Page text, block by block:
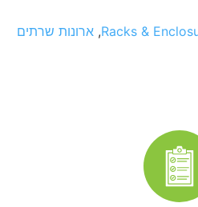
Racks &
, ארונות שרתים